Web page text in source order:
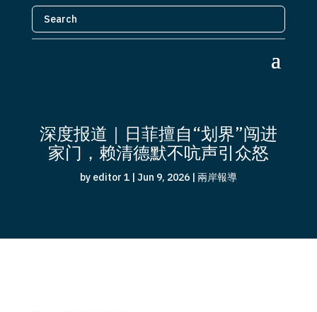
深度报道｜日菲擅自“划界”闯进
家门，赖清德默不吭声引众怒
by editor 1| Jun 9, 2026| 兩岸報導